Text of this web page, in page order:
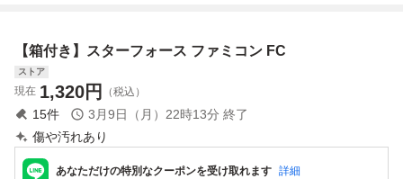
済 FC ファミコ
【箱付き】スターフォース ファミコン FC
ストア
現在 1,320円 （税込）
15件 3月9日（月）22時13分 終了
傷や汚れあり
あなただけの特別なクーポンを受け取れます 詳細